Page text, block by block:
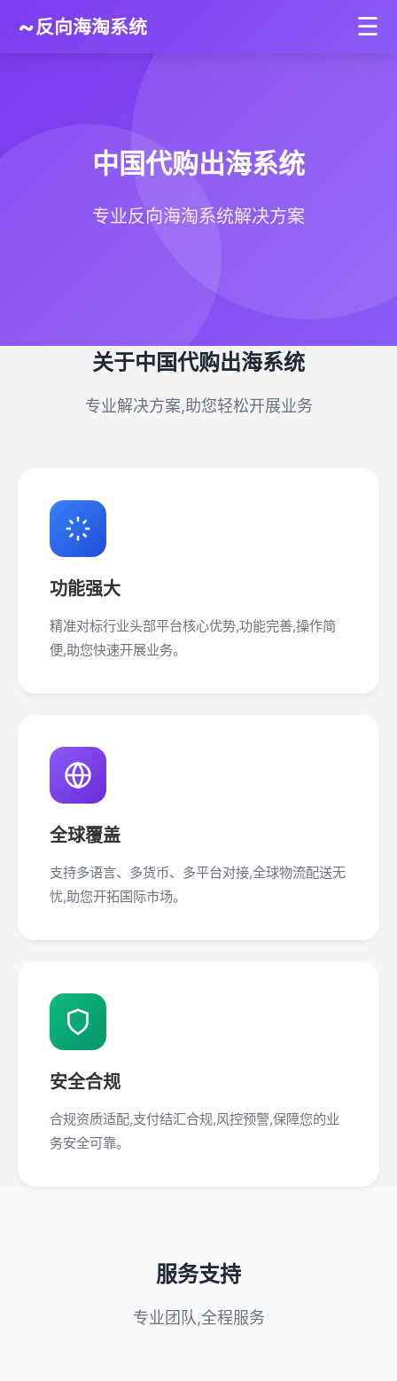
~反向海淘系统 ☰
中国代购出海系统
专业反向海淘系统解决方案
关于中国代购出海系统
专业解决方案,助您轻松开展业务
功能强大
精准对标行业头部平台核心优势,功能完善,操作简
便,助您快速开展业务。
全球覆盖
支持多语言、多货币、多平台对接,全球物流配送无
忧,助您开拓国际市场。
安全合规
合规资质适配,支付结汇合规,风控预警,保障您的业
务安全可靠。
服务支持
专业团队,全程服务